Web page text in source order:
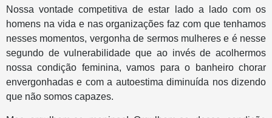
Nossa vontade competitiva de estar lado a lado com os
homens na vida e nas organizações faz com que tenhamos
nesses momentos, vergonha de sermos mulheres e é nesse
segundo de vulnerabilidade que ao invés de acolhermos
nossa condição feminina, vamos para o banheiro chorar
envergonhadas e com a autoestima diminuída nos dizendo
que não somos capazes.